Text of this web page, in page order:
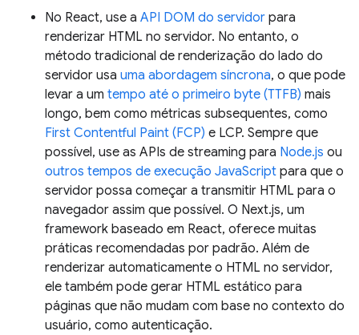
No React, use a API DOM do servidor para
renderizar HTML no servidor. No entanto, o
método tradicional de renderização do lado do
servidor usa uma abordagem síncrona, o que pode
levar a um tempo até o primeiro byte (TTFB) mais
longo, bem como métricas subsequentes, como
First Contentful Paint (FCP) e LCP. Sempre que
possível, use as APIs de streaming para Node.js ou
outros tempos de execução JavaScript para que o
servidor possa começar a transmitir HTML para o
navegador assim que possível. O Next.js, um
framework baseado em React, oferece muitas
práticas recomendadas por padrão. Além de
renderizar automaticamente o HTML no servidor,
ele também pode gerar HTML estático para
páginas que não mudam com base no contexto do
usuário, como autenticação.